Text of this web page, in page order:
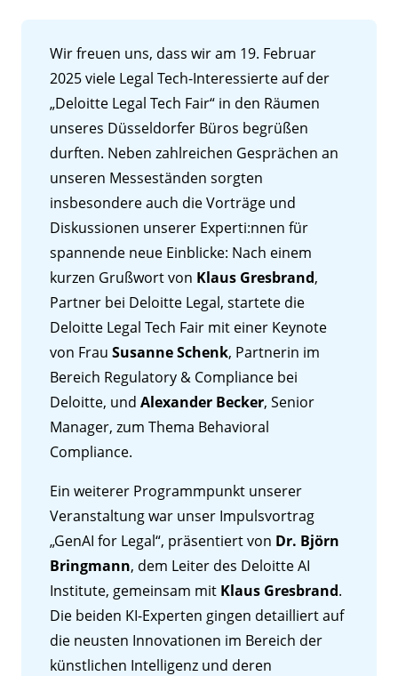
Wir freuen uns, dass wir am 19. Februar
2025 viele Legal Tech-Interessierte auf der
„Deloitte Legal Tech Fair“ in den Räumen
unseres Düsseldorfer Büros begrüßen
durften. Neben zahlreichen Gesprächen an
unseren Messeständen sorgten
insbesondere auch die Vorträge und
Diskussionen unserer Experti:nnen für
spannende neue Einblicke: Nach einem
kurzen Grußwort von Klaus Gresbrand,
Partner bei Deloitte Legal, startete die
Deloitte Legal Tech Fair mit einer Keynote
von Frau Susanne Schenk, Partnerin im
Bereich Regulatory & Compliance bei
Deloitte, und Alexander Becker, Senior
Manager, zum Thema Behavioral
Compliance.
Ein weiterer Programmpunkt unserer
Veranstaltung war unser Impulsvortrag
„GenAI for Legal“, präsentiert von Dr. Björn
Bringmann, dem Leiter des Deloitte AI
Institute, gemeinsam mit Klaus Gresbrand.
Die beiden KI-Experten gingen detailliert auf
die neusten Innovationen im Bereich der
künstlichen Intelligenz und deren